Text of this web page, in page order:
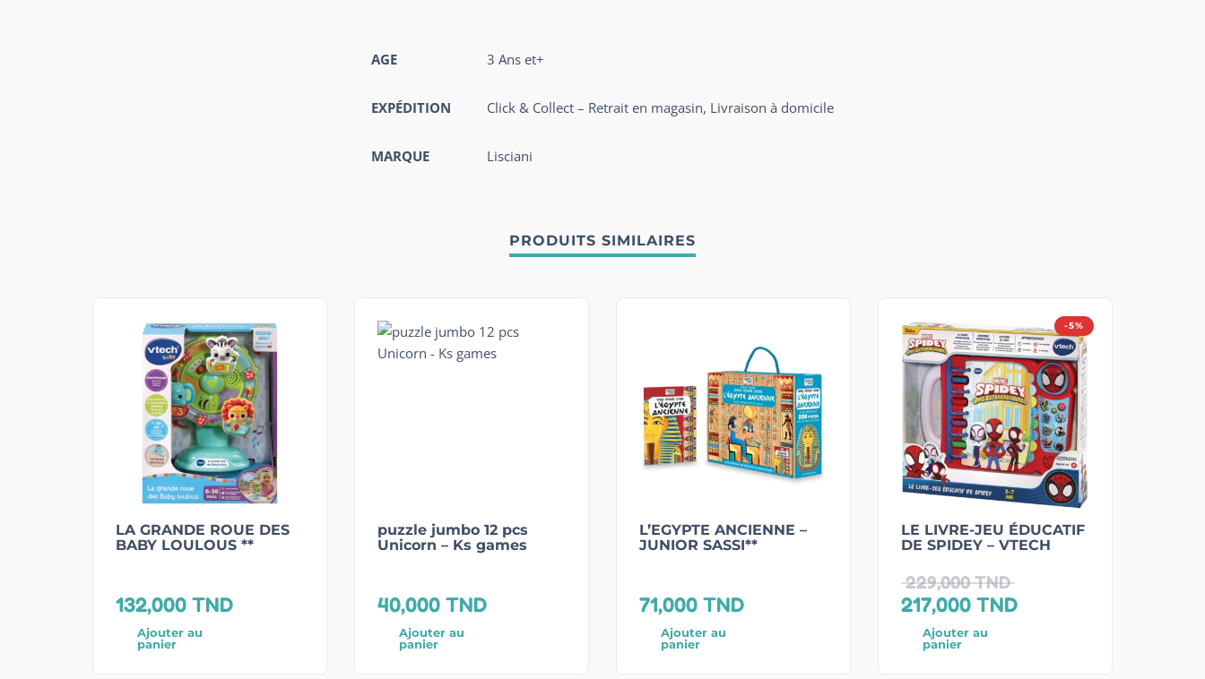
AGE 3 Ans et+
EXPÉDITION Click & Collect – Retrait en magasin, Livraison à domicile
MARQUE Lisciani
PRODUITS SIMILAIRES
LA GRANDE ROUE DES
BABY LOULOUS **
132,000 TND
Ajouter au
panier
puzzle jumbo 12 pcs
Unicorn – Ks games
40,000 TND
Ajouter au
panier
L’EGYPTE ANCIENNE –
JUNIOR SASSI**
71,000 TND
Ajouter au
panier
-5%
LE LIVRE-JEU ÉDUCATIF
DE SPIDEY – VTECH
229,000TND
217,000 TND
Ajouter au
panier